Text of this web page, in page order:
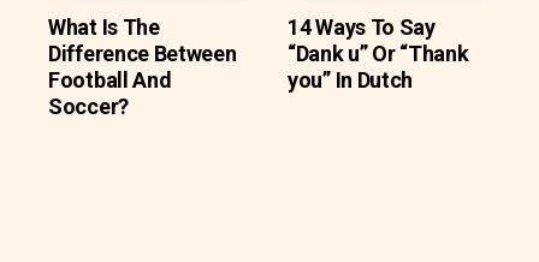
What Is The
Difference Between
Football And
Soccer?
14 Ways To Say
“Dank u” Or “Thank
you” In Dutch